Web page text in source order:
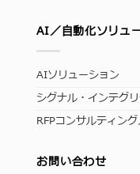
AI／自動化ソリュ
AIソリューション
シグナル・インテグ
RFPコンサルティン
お問い合わせ